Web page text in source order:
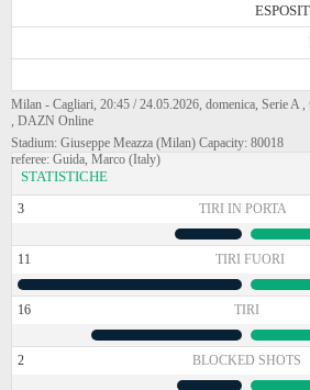
Milan - Cagliari, 20:45 / 24.05.2026, domenica, Serie A
, DAZN Online
Stadium: Giuseppe Meazza (Milan) Capacity: 80018
referee: Guida, Marco (Italy)
STATISTICHE
3 TIRI IN PORTA
11 TIRI FUORI
16 TIRI
2 BLOCKED SHOTS